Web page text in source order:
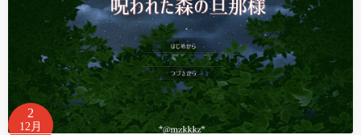
2
12月